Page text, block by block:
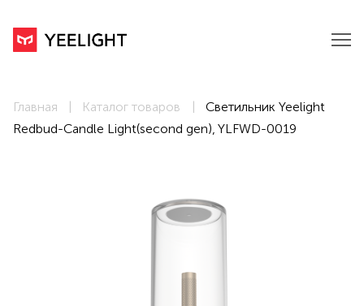
Главная Каталог товаров
Светильник Yeelight
Redbud-Candle Light(second gen), YLFWD-0019